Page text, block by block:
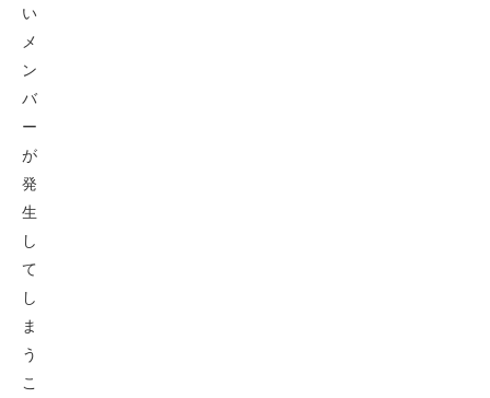
い
メ
ン
バ
ー
が
発
生
し
て
し
ま
う
こ